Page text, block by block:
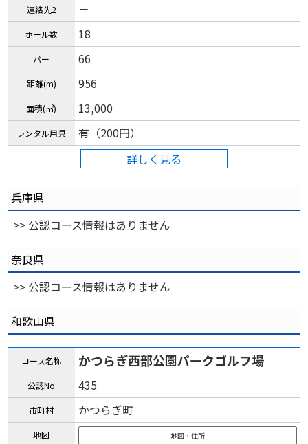
連絡先2 －
ホール数 18
パー 66
距離(m) 956
面積(㎡) 13,000
レンタル用具
有（200円）
詳しく見る
兵庫県
>> 公認コース情報はありません
奈良県
>> 公認コース情報はありません
和歌山県
コース名称 かつらぎ西部公園パークゴルフ場
公認No 435
市町村 かつらぎ町
地図 地図・住所